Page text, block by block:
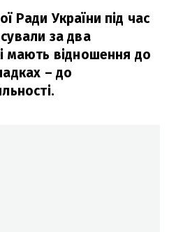
Ради України під час
за два
мають відношення до
– до